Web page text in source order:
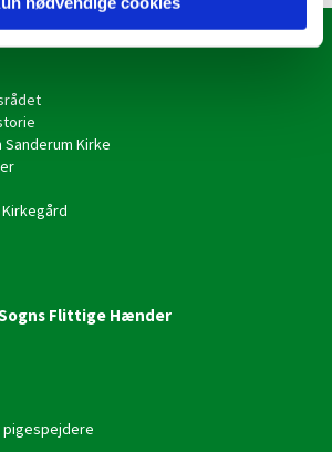
Sanderum Kirke
Flittige Hænder
pigespejdere